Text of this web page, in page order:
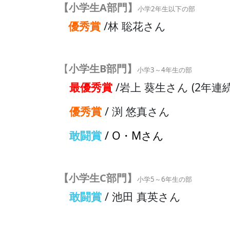
【小学生A部門】 小学2年生以下の部
優秀賞 /林 聡花さん
【小学生B部門】 小学3～4年生の部
最優秀賞 /岩上 葵生さん (2年連
優秀賞 / 渕 悠真さん
敢闘賞 / O・Mさん
【小学生C部門】 小学5～6年生の部
敢闘賞 / 池田 真英さん